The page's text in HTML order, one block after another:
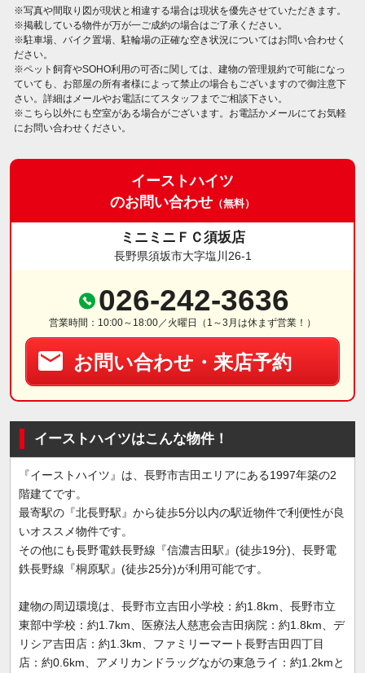
※写真や間取り図が現状と相違する場合は現状を優先させていただきます。
※掲載している物件が万が一ご成約の場合はご了承ください。
※駐車場、バイク置場、駐輪場の正確な空き状況についてはお問い合わせく
ださい。
※ペット飼育やSOHO利用の可否に関しては、建物の管理規約で可能になっ
ていても、お部屋の所有者様によって禁止の場合もございますので御注意下
さい。詳細はメールやお電話にてスタッフまでご相談下さい。
※こちら以外にも空室がある場合がございます。お電話かメールにてお気軽
にお問い合わせください。
イーストハイツ
のお問い合わせ （無料）
ミニミニＦＣ須坂店
長野県須坂市大字塩川26-1
026-242-3636
営業時間：10:00～18:00／火曜日（1～3月は休まず営業！）
お問い合わせ・来店予約
イーストハイツはこんな物件！
『イーストハイツ』は、長野市吉田エリアにある1997年築の2
階建てです。
最寄駅の『北長野駅』から徒歩5分以内の駅近物件で利便性が良
いオススメ物件です。
その他にも長野電鉄長野線『信濃吉田駅』(徒歩19分)、長野電
鉄長野線『桐原駅』(徒歩25分)が利用可能です。
建物の周辺環境は、長野市立吉田小学校：約1.8km、長野市立
東部中学校：約1.7km、医療法人慈恵会吉田病院：約1.8km、デ
リシア吉田店：約1.3km、ファミリーマート長野吉田四丁目
店：約0.6km、アメリカンドラッグながの東急ライ：約1.2kmと